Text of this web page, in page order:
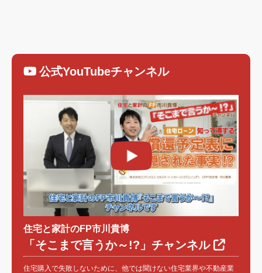
公式YouTubeチャンネル
住宅と家計のFP市川貴博
「そこまで言うか～!?」チャンネル
住宅購入で失敗しないために、他では聞けない住宅業界や不動産業